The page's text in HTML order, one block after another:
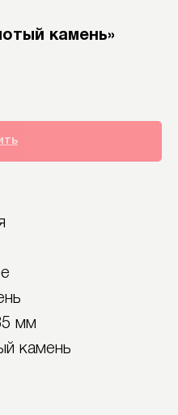
камень»
мм
камень